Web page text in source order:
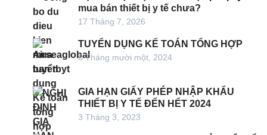
mua bán thiết bị y tế chưa?
17 Tháng 7, 2026
TUYỂN DỤNG KẾ TOÁN TỔNG HỢP
6 Tháng mười một, 2024
GIA HẠN GIẤY PHÉP NHẬP KHẨU
THIẾT BỊ Y TẾ ĐẾN HẾT 2024
3 Tháng 3, 2023